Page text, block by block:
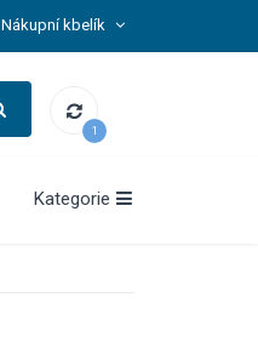
Nákupní kbelík
1
Kategorie